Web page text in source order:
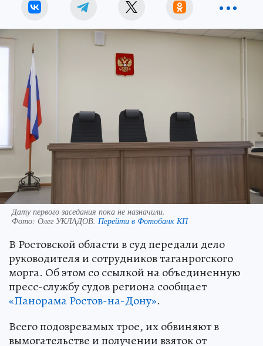
Дату первого заседания пока не назначили.
Фото: Олег УКЛАДОВ. Перейти в Фотобанк КП
В Ростовской области в суд передали дело
руководителя и сотрудников таганрогского
морга. Об этом со ссылкой на объединенную
пресс-службу судов региона сообщает
«Панорама Ростов-на-Дону».
Всего подозревамых трое, их обвиняют в
вымогательстве и получении взяток от